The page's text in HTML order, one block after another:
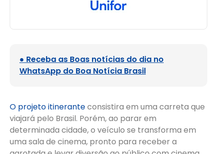
● Receba as Boas notícias do dia no
WhatsApp do Boa Notícia Brasil
O projeto itineranteconsistira em uma carreta que
viajará pelo Brasil. Porém, ao parar em
determinada cidade, o veículo se transforma em
uma sala de cinema, pronto para receber a